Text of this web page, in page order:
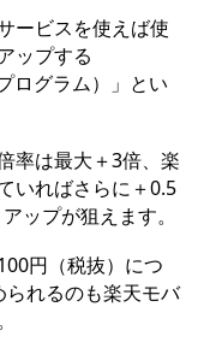
ービスを使えば使
ップする
ログラム）」とい
率は最大＋3倍、楽
いればさらに＋0.5
ップが狙えます。
円（税抜）につ
れるのも楽天モバ